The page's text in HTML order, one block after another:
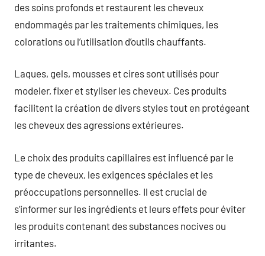
des soins profonds et restaurent les cheveux
endommagés par les traitements chimiques, les
colorations ou l’utilisation d’outils chauffants.
Laques, gels, mousses et cires sont utilisés pour
modeler, fixer et styliser les cheveux. Ces produits
facilitent la création de divers styles tout en protégeant
les cheveux des agressions extérieures.
Le choix des produits capillaires est influencé par le
type de cheveux, les exigences spéciales et les
préoccupations personnelles. Il est crucial de
s’informer sur les ingrédients et leurs effets pour éviter
les produits contenant des substances nocives ou
irritantes.